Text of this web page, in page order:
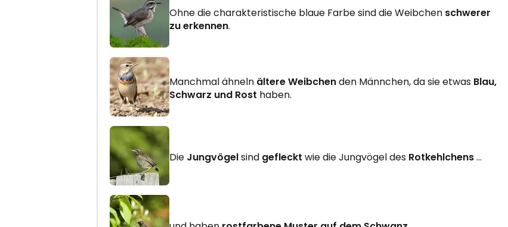
Ohne die charakteristische blaue Farbe sind die Weibchen schwerer
zu erkennen.
Manchmal ähneln ältere Weibchenden Männchen, da sie etwas Blau,
Schwarz und Rost haben.
Die Jungvögelsind gefleckt wie die Jungvögel des Rotkehlchens...